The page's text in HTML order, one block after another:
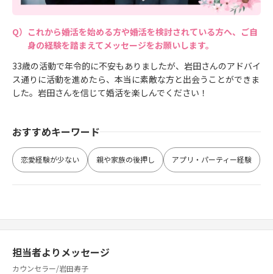
これから婚活を始める方や婚活を検討されている方へ、ご自
身の経験を踏まえてメッセージをお願いします。
33歳の活動で年令的に不安もありましたが、岩田さんのアドバイ
ス通りに活動を進めたら、本当に素敵な方と出会うことができま
した。岩田さんを信じて婚活を楽しんでください！
おすすめキーワード
恋愛経験が少ない 親や家族の後押し アプリ・パーティー経験
担当者よりメッセージ
カウンセラー/岩田寿子